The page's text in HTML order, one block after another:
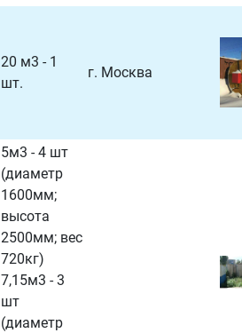
20 м3 - 1
шт.
г. Москва
5м3 - 4 шт
(диаметр
1600мм;
высота
2500мм; вес
720кг)
7,15м3 - 3
шт
(диаметр